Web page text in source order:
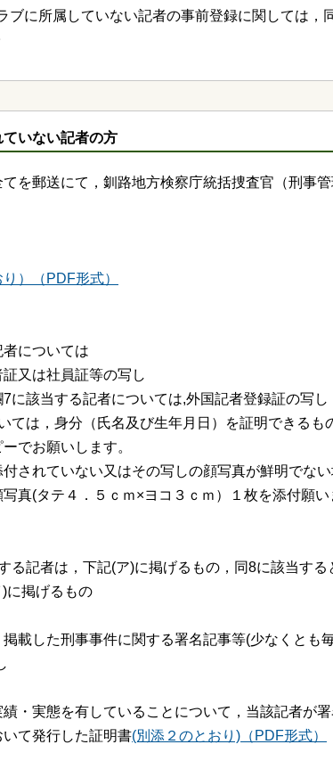
に所属していない記者の事前登録に関しては，
ていない記者の方
を郵送にて，釧路地方検察庁統括捜査官（刑事管
り）（PDF形式）
については
又は社員証等の写し
該当する記者については,外国記者登録証の写し
は，身分（氏名及び生年月日）を証明できるも
お願いします。
されていない又はその写しの顔写真が鮮明でない
タテ４．５ｃｍ×ヨコ３ｃｍ）１枚を添付願い
る記者は，下記(ア)に掲げるもの，同8に該当する
に掲げるもの
載した刑事事件に関する署名記事等(少なくとも
・実態を有していることについて，当該記者が
て発行した証明書(別添２のとおり)（PDF形式）